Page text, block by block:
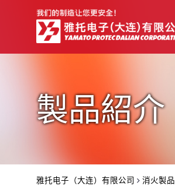
製品紹介
雅托电子（大连）有限公司 消火製品